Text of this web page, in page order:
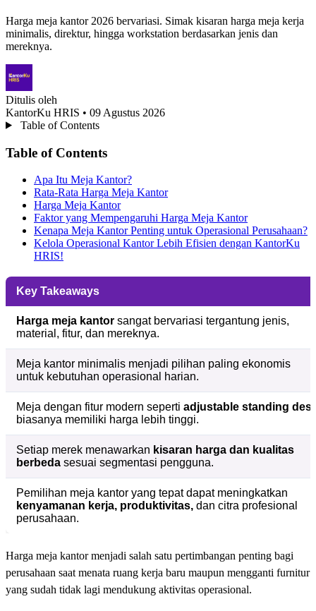
Harga meja kantor 2026 bervariasi. Simak kisaran harga meja kerja
minimalis, direktur, hingga workstation berdasarkan jenis dan
mereknya.
Ditulis oleh
KantorKu HRIS • 09 Agustus 2026
Table of Contents
Table of Contents
Apa Itu Meja Kantor?
Rata-Rata Harga Meja Kantor
Harga Meja Kantor
Faktor yang Mempengaruhi Harga Meja Kantor
Kenapa Meja Kantor Penting untuk Operasional Perusahaan?
Kelola Operasional Kantor Lebih Efisien dengan KantorKu
HRIS!
Key Takeaways
Harga meja kantor sangat bervariasi tergantung jenis,
material, fitur, dan mereknya.
Meja kantor minimalis menjadi pilihan paling ekonomis
untuk kebutuhan operasional harian.
Meja dengan fitur modern seperti adjustable standing
biasanya memiliki harga lebih tinggi.
Setiap merek menawarkan kisaran harga dan kualitas
berbeda sesuai segmentasi pengguna.
Pemilihan meja kantor yang tepat dapat meningkatkan
kenyamanan kerja, produktivitas, dan citra profesional
perusahaan.
Harga meja kantor menjadi salah satu pertimbangan penting bagi
perusahaan saat menata ruang kerja baru maupun mengganti furnitur
yang sudah tidak lagi mendukung aktivitas operasional.